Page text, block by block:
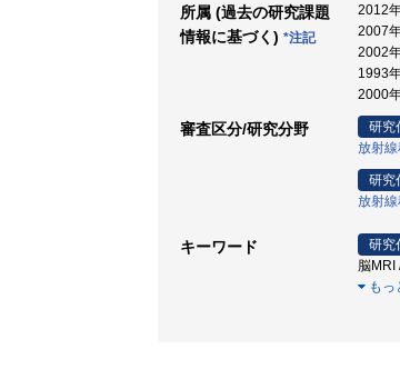
所属 (過去の研究課題
情報に基づく) *注記
2012
2007
2002
1993
2000
審査区分/研究分野
研究
放射
研究
放射
キーワード
研究
脳MRI
もっ